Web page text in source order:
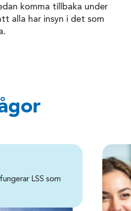
komma tillbaka under
alla har insyn i det som
LSS som